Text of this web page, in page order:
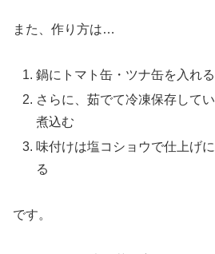
また、作り方は…
鍋にトマト缶・ツナ缶を入れる
さらに、茹でて冷凍保存して
煮込む
味付けは塩コショウで仕上げ
る
です。